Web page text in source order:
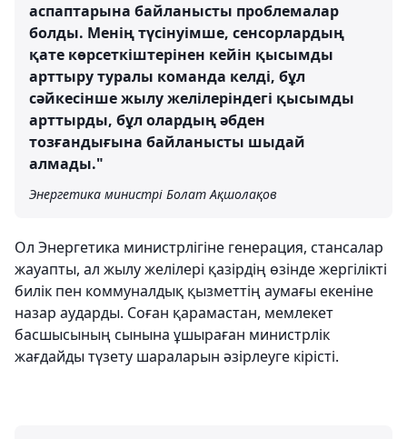
аспаптарына байланысты проблемалар
болды. Менің түсінуімше, сенсорлардың
қате көрсеткіштерінен кейін қысымды
арттыру туралы команда келді, бұл
сәйкесінше жылу желілеріндегі қысымды
арттырды, бұл олардың әбден
тозғандығына байланысты шыдай
алмады."
Энергетика министрі Болат Ақшолақов
Ол Энергетика министрлігіне генерация, стансалар
жауапты, ал жылу желілері қазірдің өзінде жергілікті
билік пен коммуналдық қызметтің аумағы екеніне
назар аударды. Соған қарамастан, мемлекет
басшысының сынына ұшыраған министрлік
жағдайды түзету шараларын әзірлеуге кірісті.